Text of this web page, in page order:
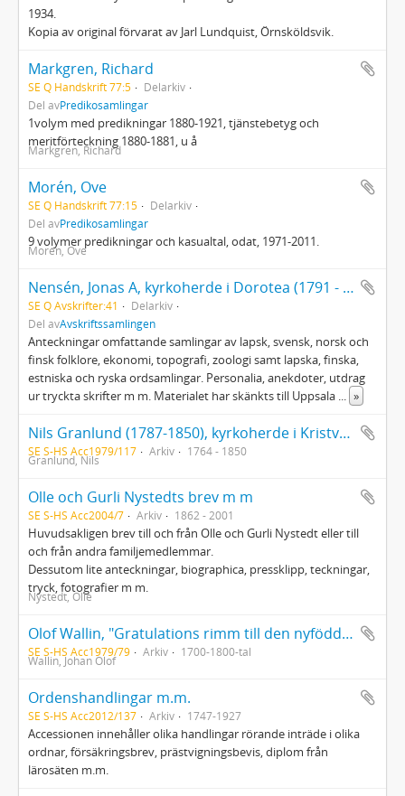
1934.
Kopia av original förvarat av Jarl Lundquist, Örnsköldsvik.
Markgren, Richard
SE Q Handskrift 77:5
Delarkiv
Del avPredikosamlingar
1volym med predikningar 1880-1921, tjänstebetyg och
meritförteckning 1880-1881, u å
Markgren, Richard
Morén, Ove
SE Q Handskrift 77:15
Delarkiv
Del avPredikosamlingar
9 volymer predikningar och kasualtal, odat, 1971-2011.
Morén, Ove
Nensén, Jonas A, kyrkoherde i Dorotea (1791 - 1881)
SE Q Avskrifter:41
Delarkiv
Del avAvskriftssamlingen
Anteckningar omfattande samlingar av lapsk, svensk, norsk och
finsk folklore, ekonomi, topografi, zoologi samt lapska, finska,
estniska och ryska ordsamlingar. Personalia, anekdoter, utdrag
ur tryckta skrifter m m. Materialet har skänkts till Uppsala ... »
Nils Granlund (1787-1850), kyrkoherde i Kristvalla, diverse manuskript; kompendium från skoltiden i Kalmar, föreläsningsanteckningar från studenttiden i Lund 1810-1812; häfte med predikoämnen; ett par uppbyggligaberättelser; ett par predikningar från 1764 och 1766
SE S-HS Acc1979/117 Arkiv 1764 - 1850
Granlund, Nils
Olle och Gurli Nystedts brev m m
SE S-HS Acc2004/7 Arkiv 1862 - 2001
Huvudsakligen brev till och från Olle och Gurli Nystedt eller till
och från andra familjemedlemmar.
Dessutom lite anteckningar, biographica, pressklipp, teckningar,
tryck, fotografier m m.
Nystedt, Olle
Olof Wallin, "Gratulations rimm till den nyfödde provincial medicus doctoren herr Lars Fredric Gravander"
SE S-HS Acc1979/79 Arkiv 1700-1800-tal
Wallin, Johan Olof
Ordenshandlingar m.m.
SE S-HS Acc2012/137 Arkiv 1747-1927
Accessionen innehåller olika handlingar rörande inträde i olika
ordnar, försäkringsbrev, prästvigningsbevis, diplom från
lärosäten m.m.